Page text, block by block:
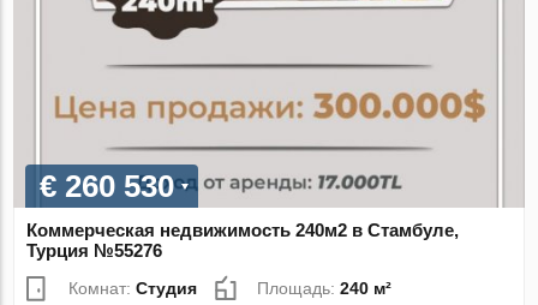
€ 260 530
Коммерческая недвижимость 240м2 в Стамбуле,
Турция №55276
Комнат:Студия Площадь:240 м²